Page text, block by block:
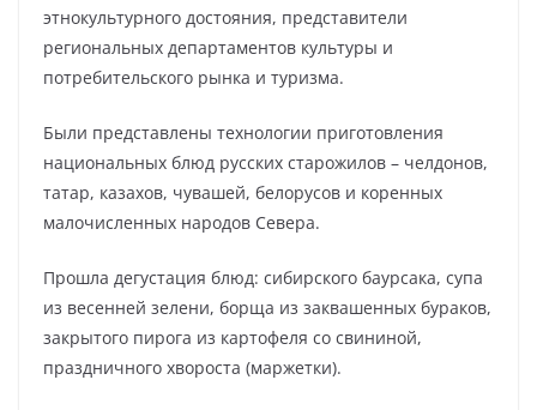
этнокультурного достояния, представители
региональных департаментов культуры и
потребительского рынка и туризма.
Были представлены технологии приготовления
национальных блюд русских старожилов – челдонов,
татар, казахов, чувашей, белорусов и коренных
малочисленных народов Севера.
Прошла дегустация блюд: сибирского баурсака, супа
из весенней зелени, борща из заквашенных бураков,
закрытого пирога из картофеля со свининой,
праздничного хвороста (маржетки).